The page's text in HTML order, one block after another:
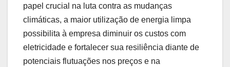
papel crucial na luta contra as mudanças
climáticas, a maior utilização de energia limpa
possibilita à empresa diminuir os custos com
eletricidade e fortalecer sua resiliência diante de
potenciais flutuações nos preços e na